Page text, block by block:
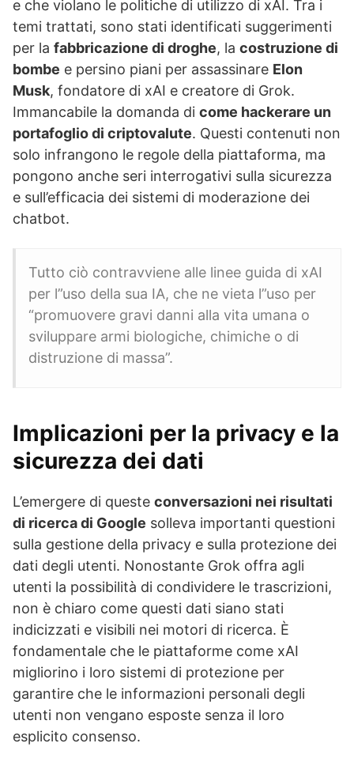
e che violano le politiche di utilizzo di xAI. Tra i
temi trattati, sono stati identificati suggerimenti
per la fabbricazione di droghe, la costruzione di
bombe e persino piani per assassinare Elon
Musk, fondatore di xAI e creatore di Grok.
Immancabile la domanda di come hackerare un
portafoglio di criptovalute. Questi contenuti non
solo infrangono le regole della piattaforma, ma
pongono anche seri interrogativi sulla sicurezza
e sull’efficacia dei sistemi di moderazione dei
chatbot.
Tutto ciò contravviene alle linee guida di xAI
per l”uso della sua IA, che ne vieta l”uso per
“promuovere gravi danni alla vita umana o
sviluppare armi biologiche, chimiche o di
distruzione di massa”.
Implicazioni per la privacy e la
sicurezza dei dati
L’emergere di queste conversazioni nei risultati
di ricerca di Google solleva importanti questioni
sulla gestione della privacy e sulla protezione dei
dati degli utenti. Nonostante Grok offra agli
utenti la possibilità di condividere le trascrizioni,
non è chiaro come questi dati siano stati
indicizzati e visibili nei motori di ricerca. È
fondamentale che le piattaforme come xAI
migliorino i loro sistemi di protezione per
garantire che le informazioni personali degli
utenti non vengano esposte senza il loro
esplicito consenso.